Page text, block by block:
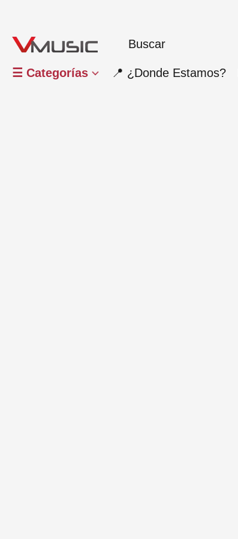
☰ Categorías 📍 ¿Donde Estamos?